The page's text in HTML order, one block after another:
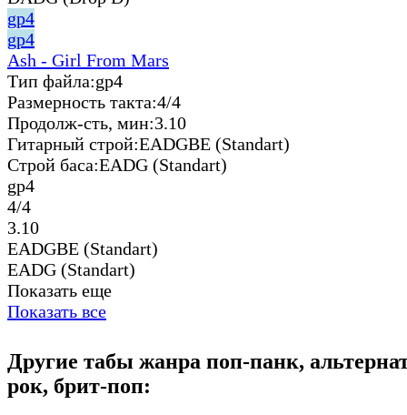
gp4
gp4
Ash - Girl From Mars
Тип файла:gp4
Размерность такта:4/4
Продолж-сть, мин:3.10
Гитарный строй:EADGBE (Standart)
Строй баса:EADG (Standart)
gp4
4/4
3.10
EADGBE (Standart)
EADG (Standart)
Показать еще
Показать все
Другие табы жанра поп-панк,
рок, брит-поп: